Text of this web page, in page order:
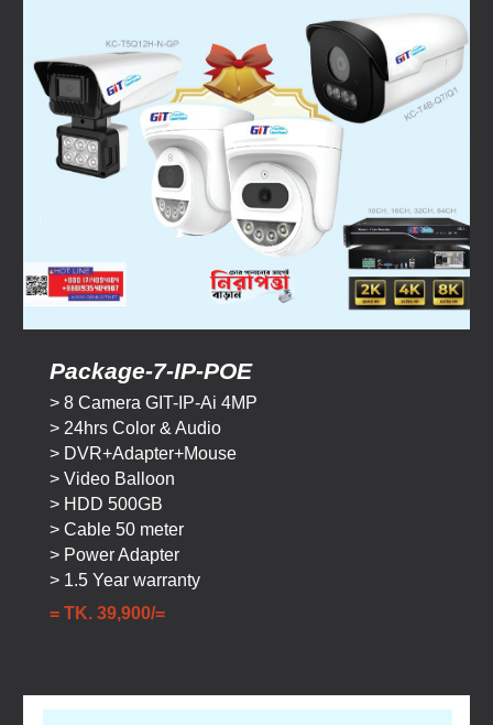
Package-7-IP-POE
>8 CameraGIT-IP-Ai 4MP
> 24hrs Color & Audio
> DVR+Adapter+Mouse
> Video Balloon
> HDD 500GB
> Cable 50 meter
> Power Adapter
> 1.5 Year warranty
= TK.39,900/=